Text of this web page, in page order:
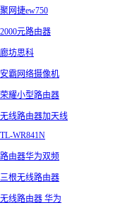
聚网捷ew750
2000元路由器
廊坊思科
安霸网络摄像机
荣耀小型路由器
无线路由器加天线
TL-WR841N
路由器华为双频
三根无线路由器
无线路由器 华为